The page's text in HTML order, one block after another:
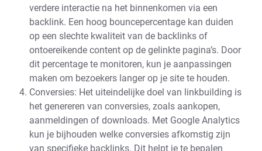
verdere interactie na het binnenkomen via een
backlink. Een hoog bouncepercentage kan duiden
op een slechte kwaliteit van de backlinks of
ontoereikende content op de gelinkte pagina’s. Door
dit percentage te monitoren, kun je aanpassingen
maken om bezoekers langer op je site te houden.
Conversies: Het uiteindelijke doel van linkbuilding is
het genereren van conversies, zoals aankopen,
aanmeldingen of downloads. Met Google Analytics
kun je bijhouden welke conversies afkomstig zijn
van specifieke backlinks. Dit helpt je te bepalen